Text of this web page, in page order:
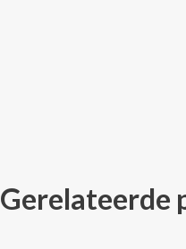
Gerelateerde